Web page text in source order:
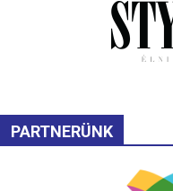
PARTNERÜNK